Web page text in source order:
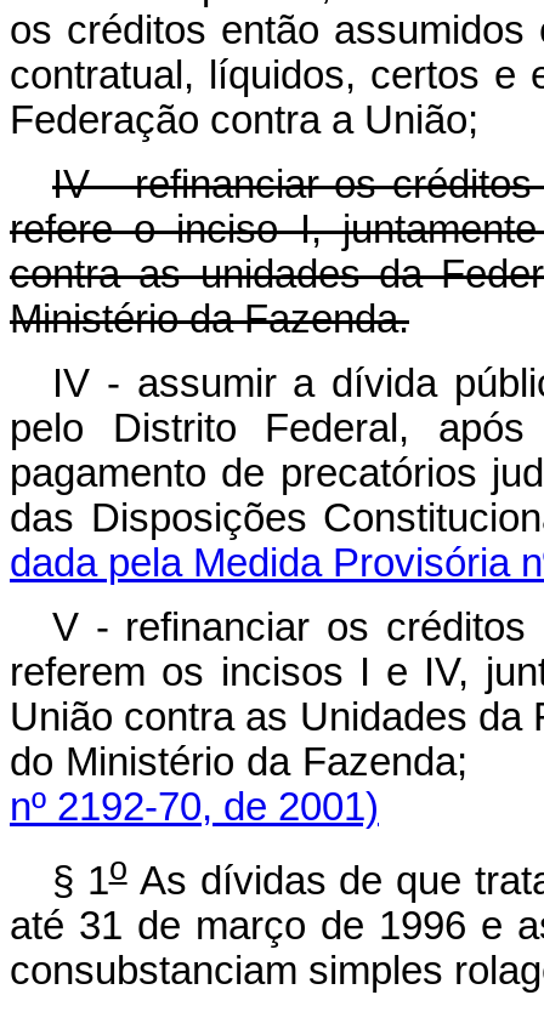
os créditos então
contratual, líquidos, certos e
Federação contra a União;
IV - refinanciar os
refere o inciso I,
contra as unidades da
Ministério da Fazenda.
IV - assumir a dívida
pelo Distrito Federal,
pagamento de precatórios
das Disposições
dada pela Medida Provisória
V - refinanciar os
referem os incisos I e IV,
União contra as Unidades
do Ministério da
nº 2192-70, de 2001)
§ 1oAs dívidas de que
até 31 de março de 1996 e
consubstanciam simples